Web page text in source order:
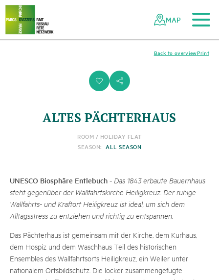
Navigating
the
Swiss
parks
Quick
navigation
To the main content
To the mobile navigation
To search
To the footer
To the sitemap
MAP
i s
Print
Back to overview
ALTES PÄCHTERHAUS
ROOM / HOLIDAY FLAT
SEASON: ALL SEASON
UNESCO Biosphäre Entlebuch - Das 1843 erbaute Bauernhaus
steht gegenüber der Wallfahrtskirche Heiligkreuz. Der ruhige
Wallfahrts- und Kraftort Heiligkreuz ist ideal, um sich dem
Alltagsstress zu entziehen und richtig zu entspannen.
Das Pächterhaus ist gemeinsam mit der Kirche, dem Kurhaus,
dem Hospiz und dem Waschhaus Teil des historischen
Ensembles des Wallfahrtsorts Heiligkreuz, ein Weiler unter
nationalem Ortsbildschutz. Die locker zusammengefügte